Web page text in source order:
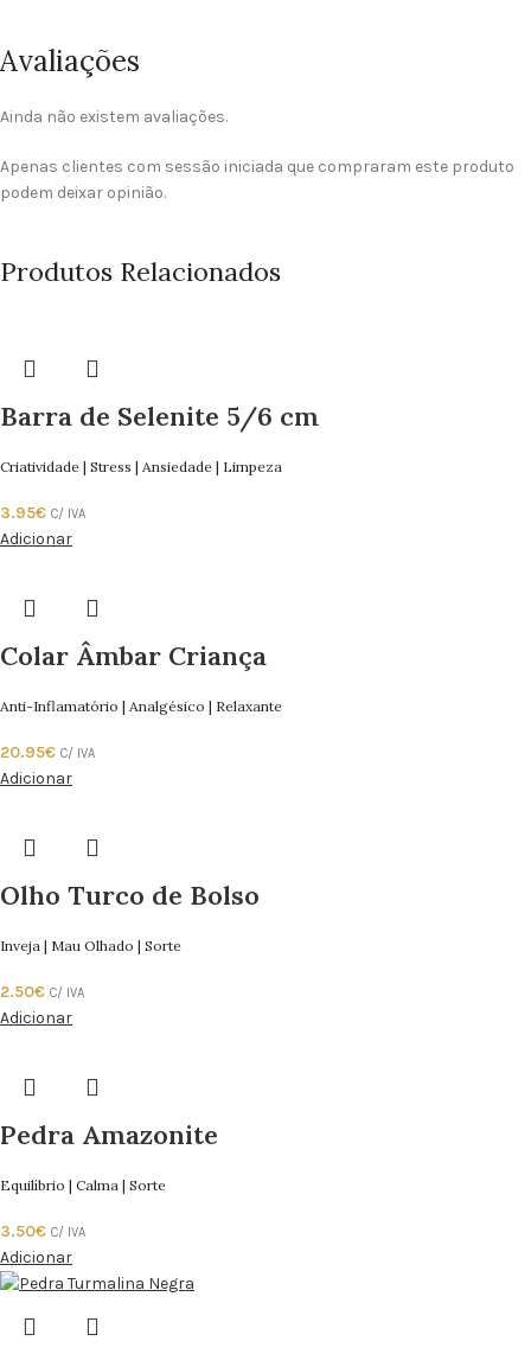
Avaliações
Ainda não existem avaliações.
Apenas clientes com sessão iniciada que compraram este produto
podem deixar opinião.
Produtos Relacionados
Barra de Selenite 5/6 cm
Criatividade | Stress | Ansiedade | Limpeza
3.95€ C/ IVA
Adicionar
Colar Âmbar Criança
Anti-Inflamatório | Analgésico | Relaxante
20.95€ C/ IVA
Adicionar
Olho Turco de Bolso
Inveja | Mau Olhado | Sorte
2.50€ C/ IVA
Adicionar
Pedra Amazonite
Equilíbrio | Calma | Sorte
3.50€ C/ IVA
Adicionar